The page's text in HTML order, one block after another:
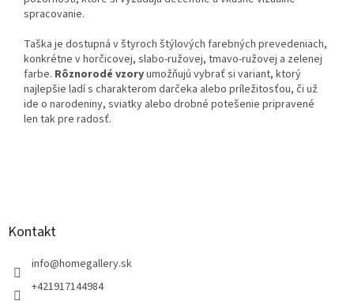
spracovanie.
Taška je dostupná v štyroch štýlových farebných prevedeniach,
konkrétne v horčicovej, slabo-ružovej, tmavo-ružovej a zelenej
farbe. Rôznorodé vzoryumožňujú vybrať si variant, ktorý
najlepšie ladí s charakterom darčeka alebo príležitosťou, či už
ide o narodeniny, sviatky alebo drobné potešenie pripravené
len tak pre radosť.
Kontakt
info@homegallery.sk
+421917144984